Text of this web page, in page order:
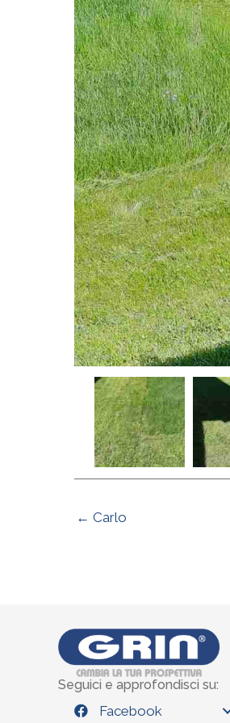
← Carlo
Seguici e approfondisci su:
Facebook